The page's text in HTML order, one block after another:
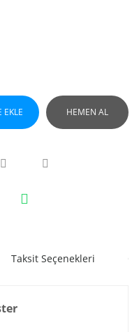
EKLE HEMEN AL
Taksit Seçenekleri